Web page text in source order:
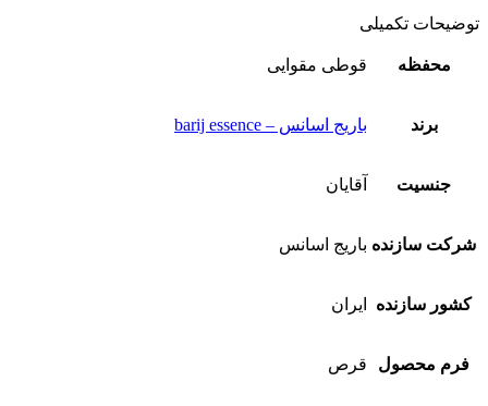
توضیحات تکمیلی
محفظه قوطی مقوایی
برند باریج اسانس – barij essence
جنسیت آقایان
شرکت سازنده باریج اسانس
کشور سازنده ایران
فرم محصول قرص